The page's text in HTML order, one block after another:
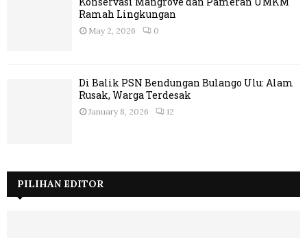
Ramah Lingkungan
May 2, 2026 0
Di Balik PSN Bendungan Bulango Ulu: Alam
Rusak, Warga Terdesak
January 8, 2026 12
PILIHAN EDITOR